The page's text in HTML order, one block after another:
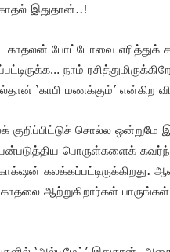
இதுதான்..!
போட்டோவை எரித்துக்
நாம்
‘காபி மணக்கும்’ என்கிற
குறிப்பிட்டுச் சொல்ல
பொருள்களைக்
கலக்கப்பட்டிருக்கிறது.
காதலை ஆற்றுகிறார்கள்